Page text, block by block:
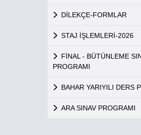
DİLEKÇE-FORMLAR
STAJ İŞLEMLERİ-2026
FİNAL - BÜTÜNLEME
PROGRAMI
BAHAR YARIYILI DERS
ARA SINAV PROGRAMI